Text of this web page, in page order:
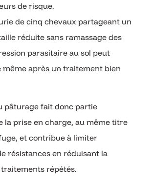
de risque.
de cinq chevaux partageant un
réduite sans ramassage des
parasitaire au sol peut
même après un traitement bien
pâturage fait donc partie
la prise en charge, au même titre
et contribue à limiter
résistances en réduisant la
répétés.